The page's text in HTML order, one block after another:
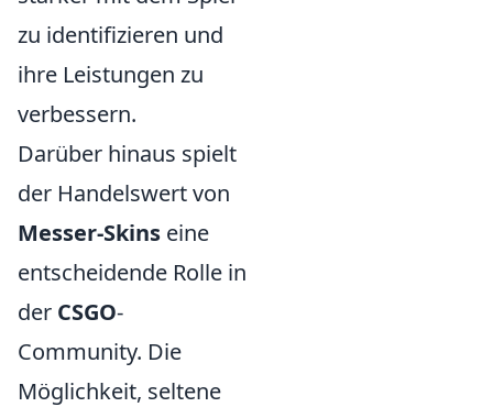
zu identifizieren und
ihre Leistungen zu
verbessern.
Darüber hinaus spielt
der Handelswert von
Messer-Skins eine
entscheidende Rolle in
der CSGO-
Community. Die
Möglichkeit, seltene